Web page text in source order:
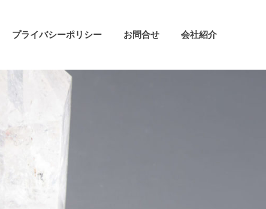
プライバシーポリシー お問合せ 会社紹介